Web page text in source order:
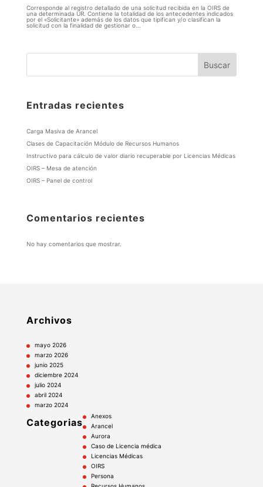
Corresponde al registro detallado de una solicitud recibida en la OIRS de
una determinada UR. Contiene la totalidad de los antecedentes indicados
por el «Solicitante» además de los datos que tipifican y/o clasifican la
solicitud con la finalidad de gestionar o...
Buscar
Entradas recientes
Carga Masiva de Arancel
Clases de Capacitación Módulo de Recursos Humanos
Instructivo para cálculo de valor diario recuperable por Licencias Médicas
OIRS – Mesa de atención
OIRS – Panel de control
Comentarios recientes
No hay comentarios que mostrar.
Archivos
mayo 2026
marzo 2026
junio 2025
diciembre 2024
julio 2024
abril 2024
marzo 2024
Categorias
Anexos
Arancel
Aurora
Caso de Licencia médica
Licencias Médicas
OIRS
Persona